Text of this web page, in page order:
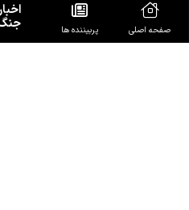
صفحه اصلی پربیننده ها